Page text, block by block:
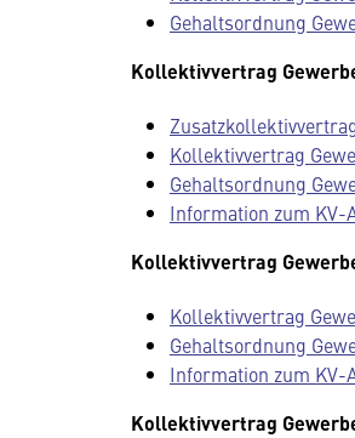
Gehaltsordnung
Kollektivvertrag
Kollektivvertrag
Gehaltsordnung
Information zum KV-
Kollektivvertrag
Kollektivvertrag
Gehaltsordnung
Information zum KV-
Kollektivvertrag